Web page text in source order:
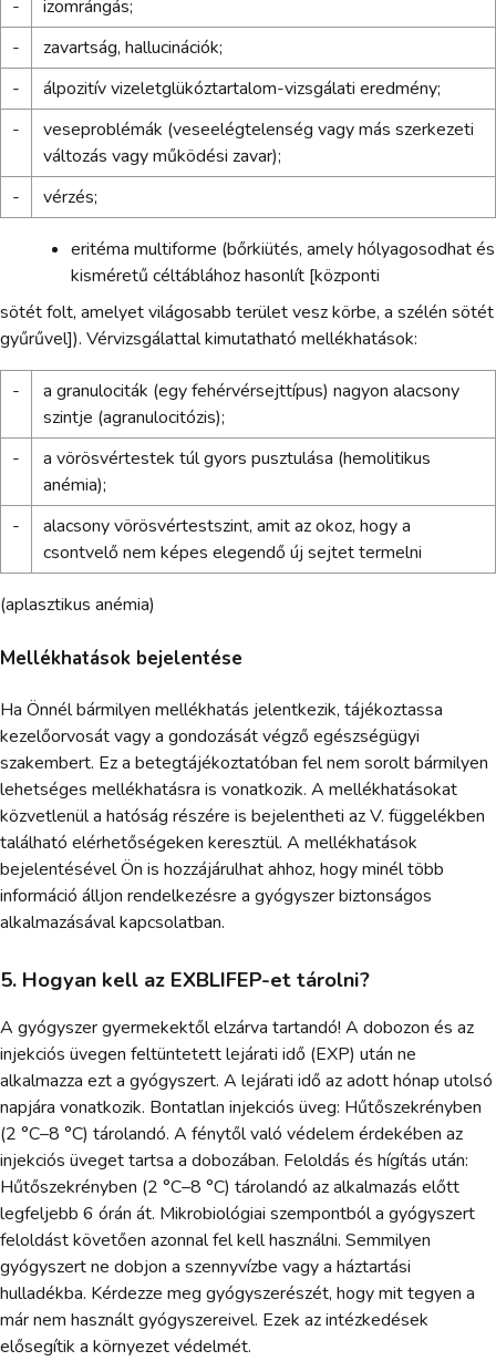
-
izomrángás;
-
zavartság, hallucinációk;
-
álpozitív vizeletglükóztartalom-vizsgálati eredmény;
-
veseproblémák (veseelégtelenség vagy más szerkezeti
változás vagy működési zavar);
-
vérzés;
eritéma multiforme (bőrkiütés, amely hólyagosodhat és
kisméretű céltáblához hasonlít [központi
sötét folt, amelyet világosabb terület vesz körbe, a szélén sötét
gyűrűvel]). Vérvizsgálattal kimutatható mellékhatások:
-
a granulociták (egy fehérvérsejttípus) nagyon alacsony
szintje (agranulocitózis);
-
a vörösvértestek túl gyors pusztulása (hemolitikus
anémia);
-
alacsony vörösvértestszint, amit az okoz, hogy a
csontvelő nem képes elegendő új sejtet termelni
(aplasztikus anémia)
Mellékhatások bejelentése
Ha Önnél bármilyen mellékhatás jelentkezik, tájékoztassa
kezelőorvosát vagy a gondozását végző egészségügyi
szakembert. Ez a betegtájékoztatóban fel nem sorolt bármilyen
lehetséges mellékhatásra is vonatkozik. A mellékhatásokat
közvetlenül a hatóság részére is bejelentheti az V. függelékben
található elérhetőségeken keresztül. A mellékhatások
bejelentésével Ön is hozzájárulhat ahhoz, hogy minél több
információ álljon rendelkezésre a gyógyszer biztonságos
alkalmazásával kapcsolatban.
5. Hogyan kell az EXBLIFEP-et tárolni?
A gyógyszer gyermekektől elzárva tartandó! A dobozon és az
injekciós üvegen feltüntetett lejárati idő (EXP) után ne
alkalmazza ezt a gyógyszert. A lejárati idő az adott hónap utolsó
napjára vonatkozik. Bontatlan injekciós üveg: Hűtőszekrényben
(2 °C–8 °C) tárolandó. A fénytől való védelem érdekében az
injekciós üveget tartsa a dobozában. Feloldás és hígítás után:
Hűtőszekrényben (2 °C–8 °C) tárolandó az alkalmazás előtt
legfeljebb 6 órán át. Mikrobiológiai szempontból a gyógyszert
feloldást követően azonnal fel kell használni. Semmilyen
gyógyszert ne dobjon a szennyvízbe vagy a háztartási
hulladékba. Kérdezze meg gyógyszerészét, hogy mit tegyen a
már nem használt gyógyszereivel. Ezek az intézkedések
elősegítik a környezet védelmét.